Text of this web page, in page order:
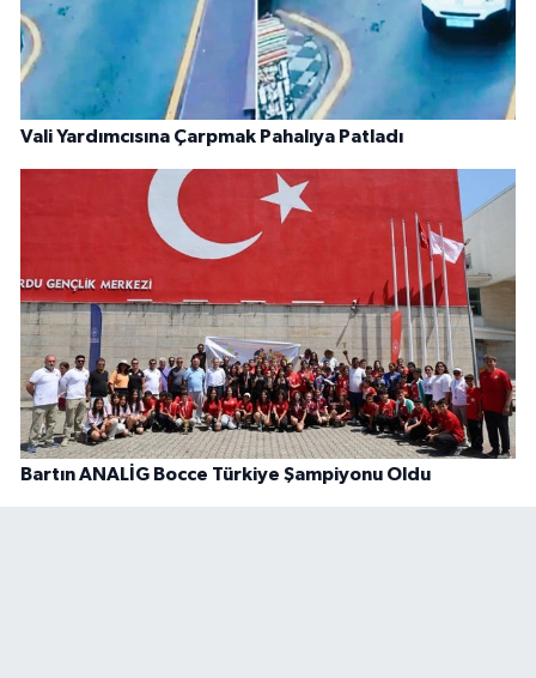
Vali Yardımcısına Çarpmak Pahalıya Patladı
Bartın ANALİG Bocce Türkiye Şampiyonu Oldu